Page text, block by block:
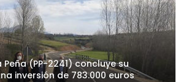
(PP-2241) concluye su
inversión de 783.000 euros